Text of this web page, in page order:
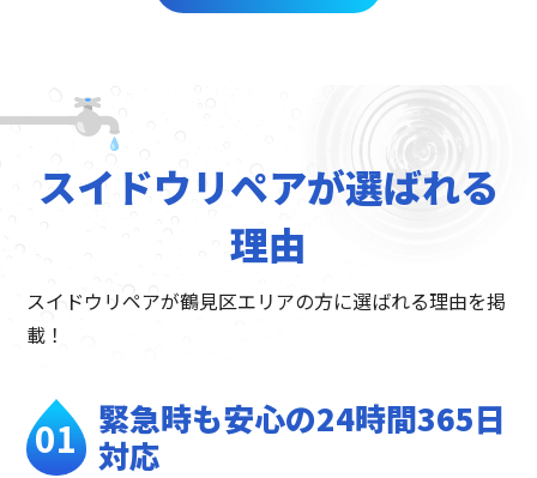
スイドウリペアが選ばれる
理由
スイドウリペアが鶴見区エリアの方に選ばれる理由を掲
載！
緊急時も安心の24時間365日
対応